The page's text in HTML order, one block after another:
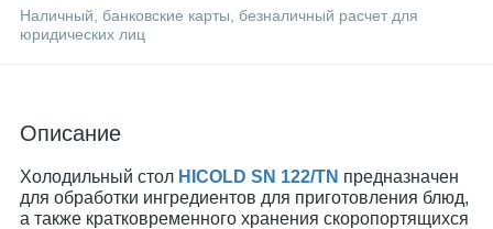
Наличный, банковские карты, безналичный расчет для
юридических лиц
Описание
Холодильный стол HICOLD SN 122/TN предназначен
для обработки ингредиентов для приготовления блюд,
а также кратковременного хранения скоропортящихся